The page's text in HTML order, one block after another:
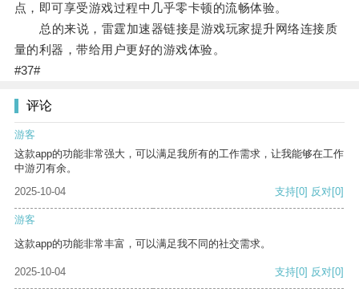
点，即可享受游戏过程中几乎零卡顿的流畅体验。
总的来说，雷霆加速器链接是游戏玩家提升网络连接质
量的利器，带给用户更好的游戏体验。
#37#
评论
游客
这款app的功能非常强大，可以满足我所有的工作需求，让我能够在工作
中游刃有余。
2025-10-04
支持[0] 反对[0]
游客
这款app的功能非常丰富，可以满足我不同的社交需求。
2025-10-04 支持[0] 反对[0]